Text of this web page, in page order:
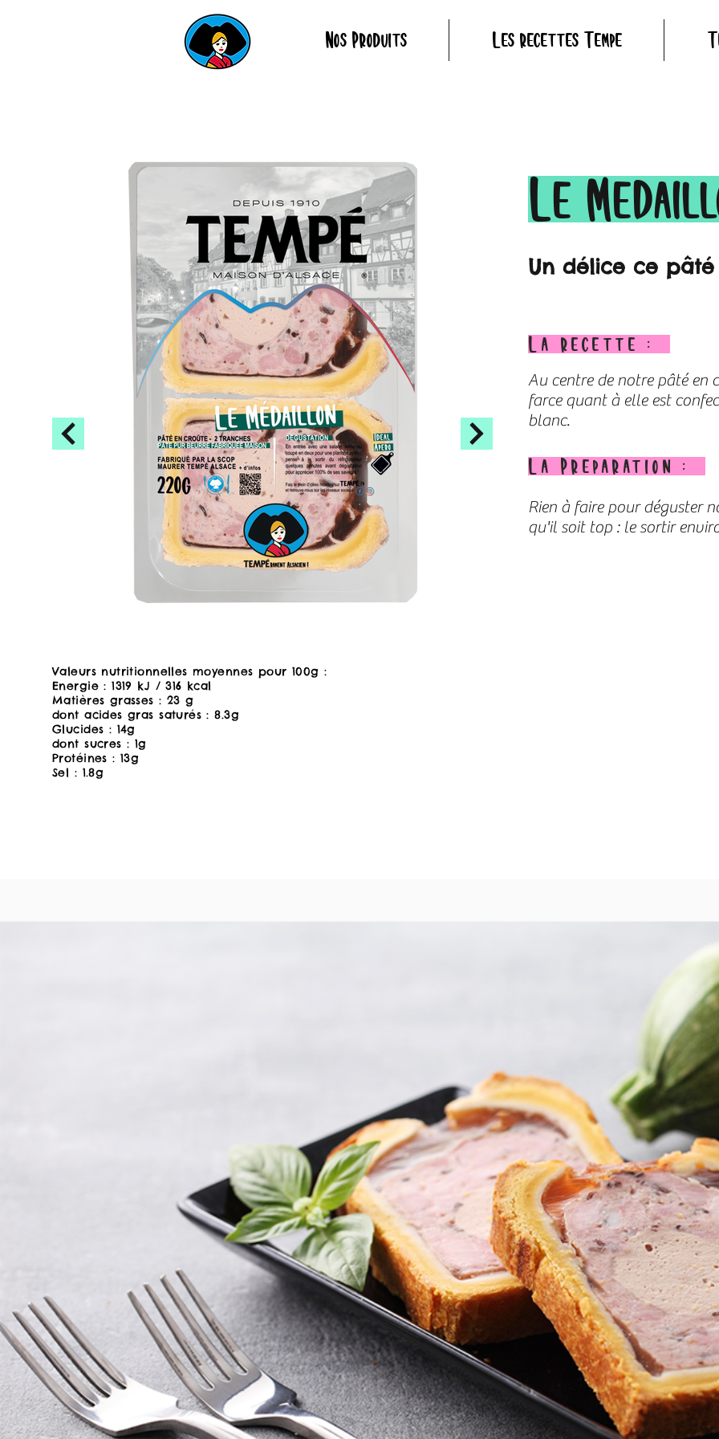
Nos Produits Les recettes Tempé
Valeurs nutritionnelles moyennes pour 100g :
Energie : 1319 kJ / 316 kcal
Matières grasses : 23 g
dont acides gras saturés : 8.3g
Glucides : 14g
dont sucres : 1g
Protéines : 13g
Sel : 1.8g
Le
Un délice ce
La recette :
Au centre de notre pâté en
farce quant à elle est
blanc.
La Preparation :
Rien à faire pour déguster
qu'il soit top : le sortir